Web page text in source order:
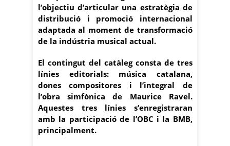
l’objectiu d’articular una estratègia de
distribució i promoció internacional
adaptada al moment de transformació
de la indústria musical actual.
El contingut del catàleg consta de tres
línies editorials: música catalana,
dones compositores i l’integral de
l’obra simfònica de Maurice Ravel.
Aquestes tres línies s’enregistraran
amb la participació de l’OBC i la BMB,
principalment.